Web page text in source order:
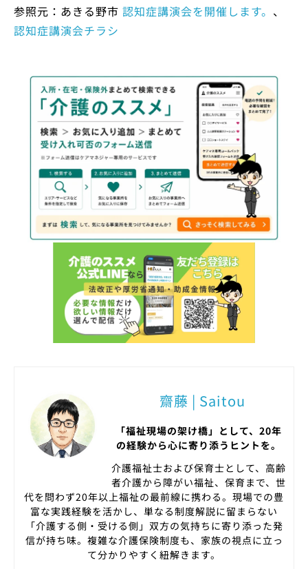
参照元：あきる野市 認知症講演会を開催します。 、
認知症講演会チラシ
齋藤 | Saitou
「福祉現場の架け橋」として、20年
の経験から心に寄り添うヒントを。
介護福祉士および保育士として、高齢
者介護から障がい福祉、保育まで、世
代を問わず20年以上福祉の最前線に携わる。現場での豊
富な実践経験を活かし、単なる制度解説に留まらない
「介護する側・受ける側」双方の気持ちに寄り添った発
信が持ち味。複雑な介護保険制度も、家族の視点に立っ
て分かりやすく紐解きます。